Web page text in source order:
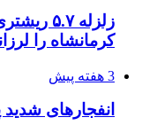
زلزله
کرمانشاه را
3 هفته پیش
انفجارهای شدید